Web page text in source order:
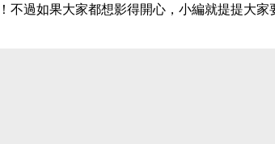
不過如果大家都想影得開心，小編就提提大家